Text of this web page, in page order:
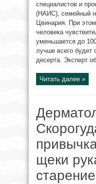
специалистов и
(НАИС), семейный
Цвинария. При
человека
уменьшается до
лучше всего будет
десерта. Эксперт
Читать далее »
щеки